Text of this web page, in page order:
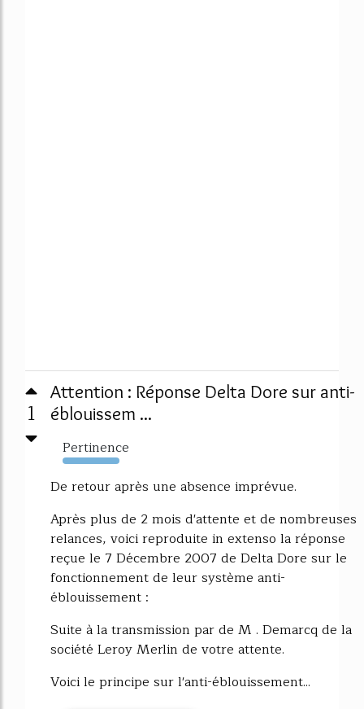
1
Attention : Réponse Delta Dore sur anti-
éblouissem ...
Pertinence
1528%
De retour après une absence imprévue.
Après plus de 2 mois d'attente et de nombreuses
relances, voici reproduite in extenso la réponse
reçue le 7 Décembre 2007 de Delta Dore sur le
fonctionnement de leur système anti-
éblouissement :
Suite à la transmission par de M . Demarcq de la
société Leroy Merlin de votre attente.
Voici le principe sur l'anti-éblouissement...